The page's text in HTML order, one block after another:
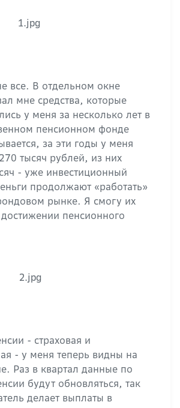
все. В отдельном окне
мне средства, которые
у меня за несколько лет в
пенсионном фонде
за эти годы у меня
тысяч рублей, из них
- уже инвестиционный
продолжают «работать»
рынке. Я смогу их
пенсионного
- страховая и
- у меня теперь видны на
Раз в квартал данные по
будут обновляться, так
делает выплаты в